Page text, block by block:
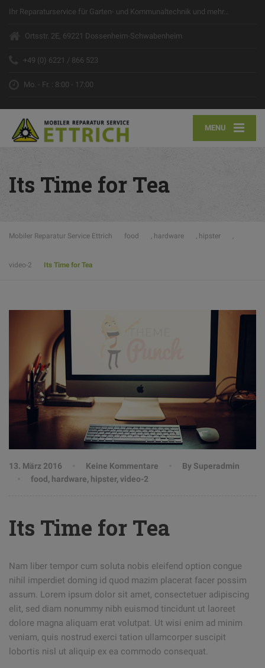
Ihr Reparaturservice für Garten- und Kommunaltechnik und mehr…
Ortsstr. 2E, 69221 Dossenheim-Schwabenheim
+49 (0) 6221 / 866 523
Mo. - Fr. : 8:00 - 17:00
MENU
Its Time for Tea
Mobiler Reparatur Service Ettrich food , hardware , hipster ,
video-2 Its Time for Tea
13. März 2016 Keine Kommentare
By Superadmin
food, hardware, hipster,video-2
Its Time for Tea
Nam liber tempor cum soluta nobis eleifend option congue
nihil imperdiet doming id quod mazim placerat facer possim
assum. Lorem ipsum dolor sit amet, consectetuer adipiscing
elit, sed diam nonummy nibh euismod tincidunt ut laoreet
dolore magna aliquam erat volutpat. Ut wisi enim ad minim
veniam, quis nostrud exerci tation ullamcorper suscipit
lobortis nisl ut aliquip ex ea commodo consequat.